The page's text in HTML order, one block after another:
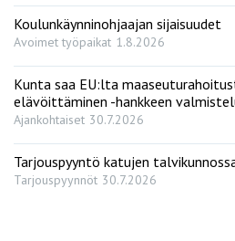
Koulunkäynninohjaajan sijaisuudet
Avoimet työpaikat 1.8.2026
Kunta saa EU:lta
elävöittäminen -hankkeen
Ajankohtaiset 30.7.2026
Tarjouspyyntö katujen
Tarjouspyynnöt 30.7.2026